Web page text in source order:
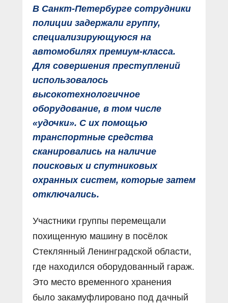
В Санкт-Петербурге сотрудники
полиции задержали группу,
специализирующуюся на
автомобилях премиум-класса.
Для совершения преступлений
использовалось
высокотехнологичное
оборудование, в том числе
«удочки». С их помощью
транспортные средства
сканировались на наличие
поисковых и спутниковых
охранных систем, которые затем
отключались.
Участники группы перемещали
похищенную машину в посёлок
Стеклянный Ленинградской области,
где находился оборудованный гараж.
Это место временного хранения
было закамуфлировано под дачный